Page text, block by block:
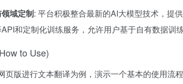
域定制: 平台积极整合最新的AI大模型技术，提
和定制化训练服务，允许用户基于自有数据训
to Use)
页版进行文本翻译为例，演示一个基本的使用流程